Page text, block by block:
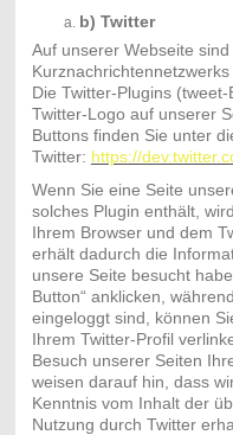
b) Twitter
Auf unserer Webseite
Die Twitter-Plugins
Twitter-Logo auf unserer
Buttons finden Sie unter
Twitter: https://
Wenn Sie eine Seite
solches Plugin enthält,
Ihrem Browser und dem
erhält dadurch die
unsere Seite besucht
Button“ anklicken,
eingeloggt sind, können
Ihrem Twitter-Profil
Besuch unserer Seiten
weisen darauf hin, dass
Kenntnis vom Inhalt der
Nutzung durch Twitter